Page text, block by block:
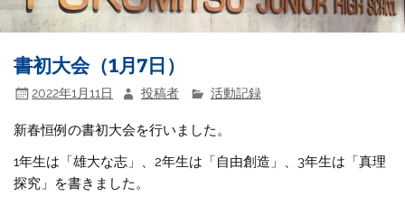
書初大会（1月7日）
2022年1月11日 投稿者 活動記録
新春恒例の書初大会を行いました。
1年生は「雄大な志」、2年生は「自由創造」、3年生は「真理
探究」を書きました。